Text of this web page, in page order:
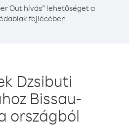
Out hívás” lehetőséget a
fejlécében
Dzsibuti
Bissau-
országból